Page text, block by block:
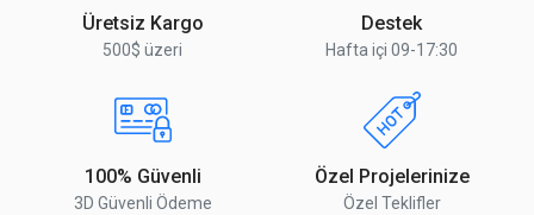
Üretsiz Kargo
500$ üzeri
Destek
Hafta içi 09-17:30
100% Güvenli
3D Güvenli Ödeme
Özel Projelerinize
Özel Teklifler